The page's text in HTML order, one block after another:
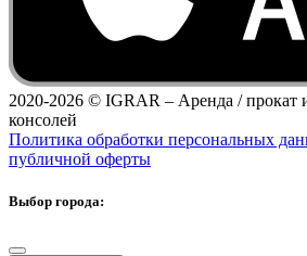
2020-2026 © IGRAR – Аренда / прокат
консолей
Политика обработки персональных
публичной оферты
Выбор города: